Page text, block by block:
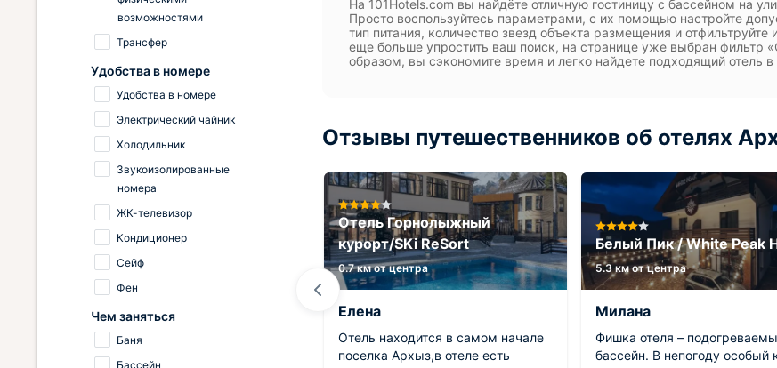
На 101Hotels.com вы найдёте отличную гостиницу с бассейном на
Просто воспользуйтесь параметрами, с их помощью настройте
тип питания, количество звезд объекта размещения и
еще больше упростить ваш поиск, на странице уже выбран фильтр
образом, вы сэкономите время и легко найдете подходящий отель
Отзывы путешественников об отелях
Отель Горная Роза
0.8 км от центра
Владимир
К сожалению, всего три дня тут
провели. Но зато каких
Отель Горнолыжный
курорт/SKi ReSort
0.7 км от центра
Елена
Отель находится в самом начале
поселка Архыз,в отеле есть
Белый Пик / White Peak
5.3 км от центра
Милана
Фишка отеля –
бассейн. В непогоду особый
возможностями
Трансфер
Удобства в номере
Удобства в номере
Электрический чайник
Холодильник
Звукоизолированные
номера
ЖК-телевизор
Кондиционер
Сейф
Фен
Чем заняться
Баня
Бассейн